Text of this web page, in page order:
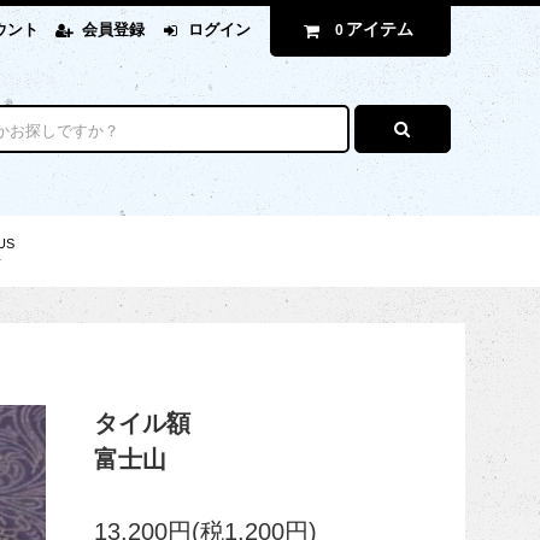
ント 会員登録 ログイン 0 アイテム
タイル額
富士山
13,200円(税1,200円)